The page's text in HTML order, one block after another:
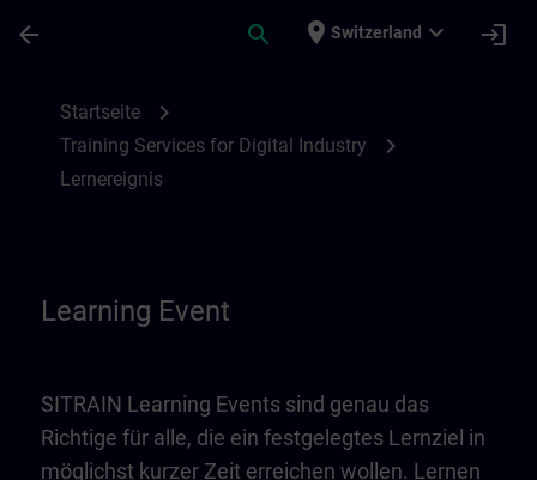
arrow_back search place Switzerland expand_more login
Startseite chevron_right
Training Services for Digital Industry chevron_right
Lernereignis
Learning Event
SITRAIN Learning Events sind genau das
Richtige für alle, die ein festgelegtes Lernziel in
möglichst kurzer Zeit erreichen wollen. Lernen